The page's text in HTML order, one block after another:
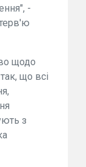
-
щодо
що всі
з